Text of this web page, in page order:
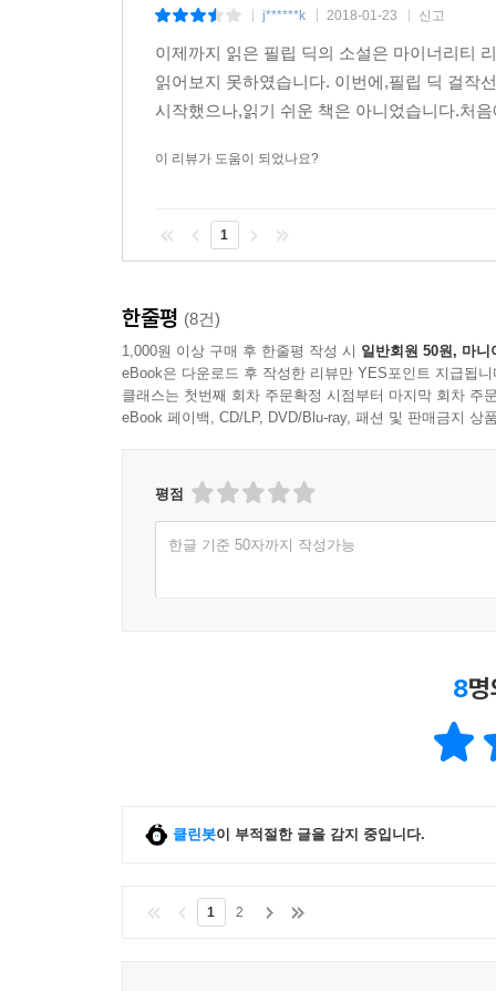
j******k 2018-01-23 신고
이제까지 읽은 필립 딕의 소설은 마이너리티
읽어보지 못하였습니다. 이번에,필립 딕 걸작
시작했으나,읽기 쉬운 책은 아니었습니다.처
이 리뷰가 도움이 되었나요?
1
한줄평 (8건)
1,000원 이상 구매 후 한줄평 작성 시 일반회원 50원, 마니
eBook은 다운로드 후 작성한 리뷰만 YES포인트 지급됩니
클래스는 첫번째 회차 주문확정 시점부터 마지막 회차 주
eBook 페이백, CD/LP, DVD/Blu-ray, 패션 및 판매금지 상
평점
한글 기준 50자까지 작성가능
8
클린봇이 부적절한 글을 감지 중입니다.
1 2